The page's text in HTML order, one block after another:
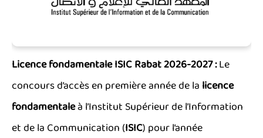
Licence fondamentale ISIC Rabat 2026-2027 :Le
concours d’accès en première année de la licence
fondamentaleà l’Institut Supérieur de l’Information
et de la Communication (ISIC) pour l’année